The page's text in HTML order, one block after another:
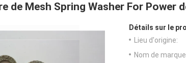
de Mesh Spring Washer For Power
Détails sur le
Lieu d'origine:
Nom de